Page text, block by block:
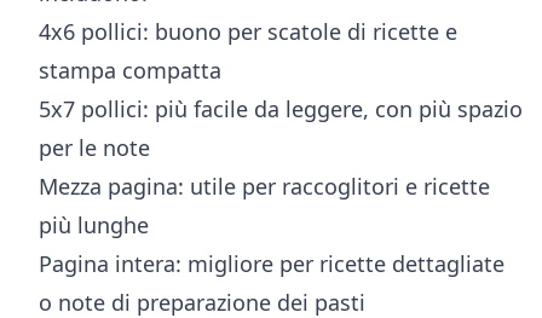
4x6 pollici: buono per scatole di ricette e
stampa compatta
5x7 pollici: più facile da leggere, con più spazio
per le note
Mezza pagina: utile per raccoglitori e ricette
più lunghe
Pagina intera: migliore per ricette dettagliate
o note di preparazione dei pasti